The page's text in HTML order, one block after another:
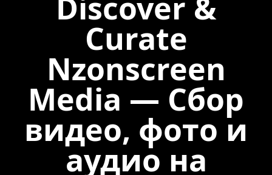
Curate
Nzonscreen
Media — Сбор
видео, фото и
аудио на